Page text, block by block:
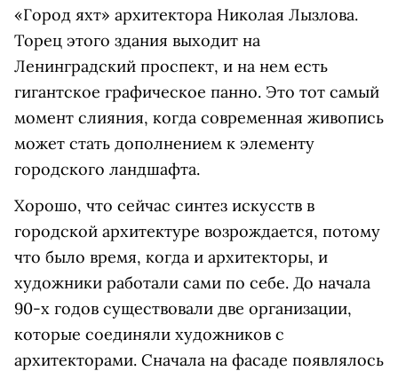
«Город яхт» архитектора Николая Лызлова.
Торец этого здания выходит на
Ленинградский проспект, и на нем есть
гигантское графическое панно. Это тот самый
момент слияния, когда современная живопись
может стать дополнением к элементу
городского ландшафта.
Хорошо, что сейчас синтез искусств в
городской архитектуре возрождается, потому
что было время, когда и архитекторы, и
художники работали сами по себе. До начала
90-х годов существовали две организации,
которые соединяли художников с
архитекторами. Сначала на фасаде появлялось